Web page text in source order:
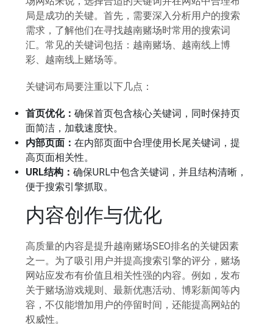
局是成功的关键。首先，需要深入分析用户的搜索
需求，了解他们在寻找越南赌场时常用的搜索词
汇。常见的关键词包括：越南赌场、越南线上博
彩、越南线上赌场等。
关键词布局要注重以下几点：
首页优化：确保首页包含核心关键词，同时保持页
面简洁，加载速度快。
内部页面：在内部页面中合理使用长尾关键词，提
高页面相关性。
URL结构：确保URL中包含关键词，并且结构清晰，
便于搜索引擎抓取。
内容创作与优化
高质量的内容是提升越南赌场SEO排名的关键因素
之一。为了吸引用户并提高搜索引擎的评分，赌场
网站应发布有价值且相关性强的内容。例如，发布
关于赌场游戏规则、最新优惠活动、博彩新闻等内
容，不仅能增加用户的停留时间，还能提高网站的
权威性。